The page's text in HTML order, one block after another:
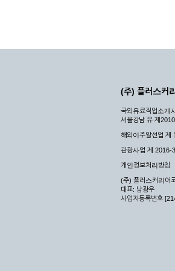
(주) 플러스커
국외유료직업소개
서울강남 유 제
해외이주알선업 제
관광사업 제 2016-
개인정보처리방침
(주) 플러스커리어
대표: 남광우
사업자등록번호